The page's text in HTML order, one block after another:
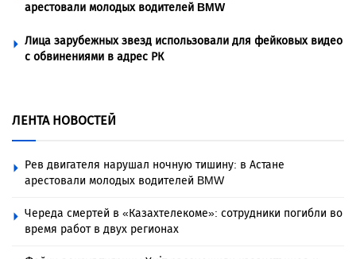
арестовали молодых водителей BMW
Лица зарубежных звезд использовали для фейковых видео
с обвинениями в адрес РК
ЛЕНТА НОВОСТЕЙ
Рев двигателя нарушал ночную тишину: в Астане
арестовали молодых водителей BMW
Череда смертей в «Казахтелекоме»: сотрудники погибли во
время работ в двух регионах